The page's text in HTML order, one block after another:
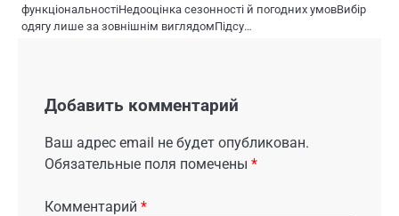
функціональностіНедооцінка сезонності й погодних умовВибір
одягу лише за зовнішнім виглядомПідсу…
Добавить комментарий
Ваш адрес email не будет опубликован.
Обязательные поля помечены *
Комментарий *